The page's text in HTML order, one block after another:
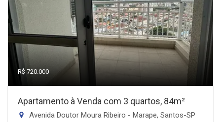
R$ 720.000
Apartamento à Venda com 3 quartos, 84m²
Avenida Doutor Moura Ribeiro - Marape, Santos-SP